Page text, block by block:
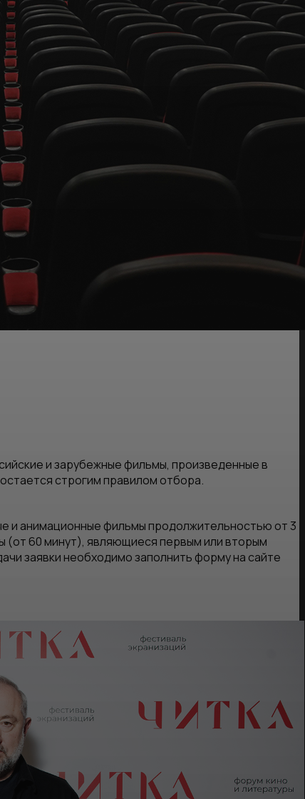
и зарубежные фильмы, произведенные в
строгим правилом отбора.
и анимационные фильмы продолжительностью от 3
(от 60 минут), являющиеся первым или вторым
заявки необходимо заполнить форму на сайте